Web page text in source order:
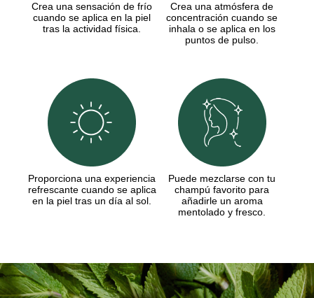
Crea una sensación de frío
cuando se aplica en la piel
tras la actividad física.
Crea una atmósfera de
concentración cuando se
inhala o se aplica en los
puntos de pulso.
Proporciona una experiencia
refrescante cuando se aplica
en la piel tras un día al sol.
Puede mezclarse con tu
champú favorito para
añadirle un aroma
mentolado y fresco.